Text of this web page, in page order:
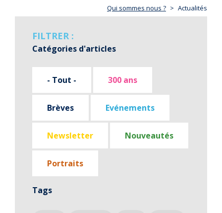
Qui sommes nous ? Actualités
FILTRER :
Catégories d'articles
- Tout - 300 ans
Brèves Evénements
Newsletter Nouveautés
Portraits
Tags